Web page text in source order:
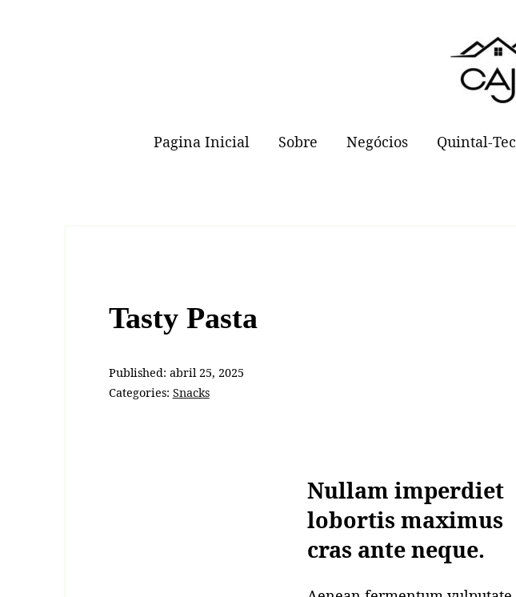
Pagina Inicial Sobre Negócios Quintal-Tec
Tasty Pasta
Published: abril 25, 2025
Categories: Snacks
Nullam imperdiet
lobortis maximus
cras ante neque.